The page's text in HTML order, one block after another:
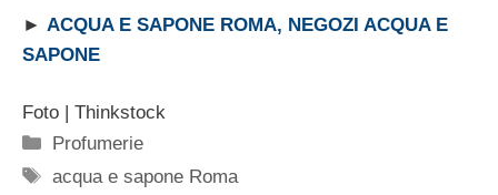
► ACQUA E SAPONE ROMA, NEGOZI ACQUA E
SAPONE
Foto | Thinkstock
Categorie
Profumerie
Tag
acqua e sapone Roma